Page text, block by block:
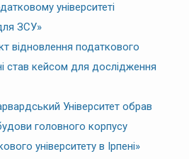
університеті
ЗСУ»
відновлення податкового
став кейсом для дослідження
Університет обрав
головного корпусу
університету в Ірпені»